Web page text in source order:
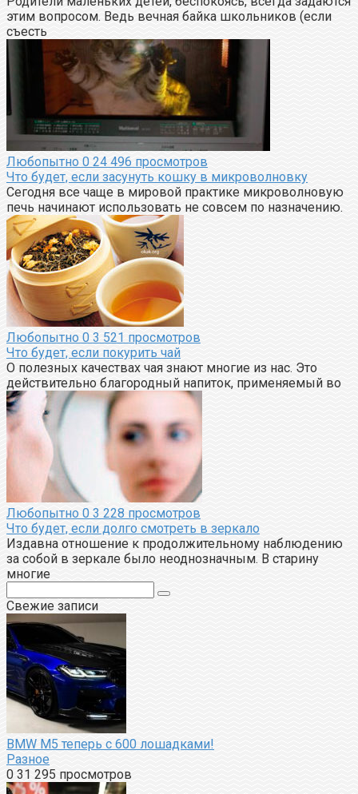
этим вопросом. Ведь вечная байка школьников (если
съесть
Любопытно 0 24 496 просмотров
Что будет, если засунуть кошку в микроволновку
Сегодня все чаще в мировой практике микроволновую
печь начинают использовать не совсем по назначению.
Любопытно 0 3 521 просмотров
Что будет, если покурить чай
О полезных качествах чая знают многие из нас. Это
действительно благородный напиток, применяемый во
Любопытно 0 3 228 просмотров
Что будет, если долго смотреть в зеркало
Издавна отношение к продолжительному наблюдению
за собой в зеркале было неоднозначным. В старину
многие
Свежие записи
BMW M5 теперь с 600 лошадками!
Разное
0 31 295 просмотров